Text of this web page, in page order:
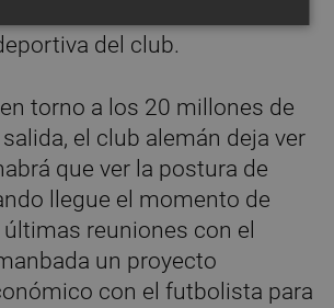
cuenta con el consenso de
del club.
torno a los 20 millones de
el club alemán deja ver
que ver la postura de
llegue el momento de
reuniones con el
un proyecto
con el futbolista para